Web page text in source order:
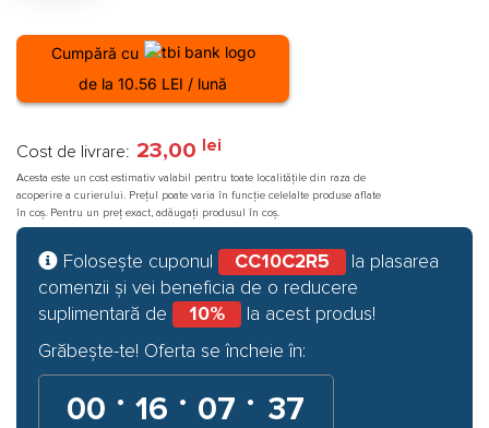
Cumpără cu
de la 10.56 LEI / lună
Cost de livrare: 23,00 lei
Acesta este un cost estimativ valabil pentru toate localitățile din raza de
acoperire a curierului. Prețul poate varia în funcție celelalte produse aflate
în coș. Pentru un preț exact, adăugați produsul în coș.
Folosește cuponul CC10C2R5
la plasarea
comenzii și vei beneficia de o reducere
suplimentară de
10%
la acest produs!
Grăbește-te! Oferta se încheie în:
00 · 16 · 07 · 36